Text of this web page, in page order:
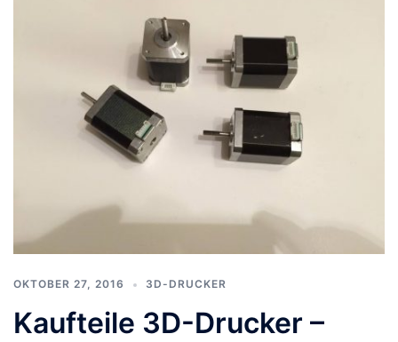
OKTOBER 27, 2016 3D-DRUCKER
Kaufteile 3D-Drucker –